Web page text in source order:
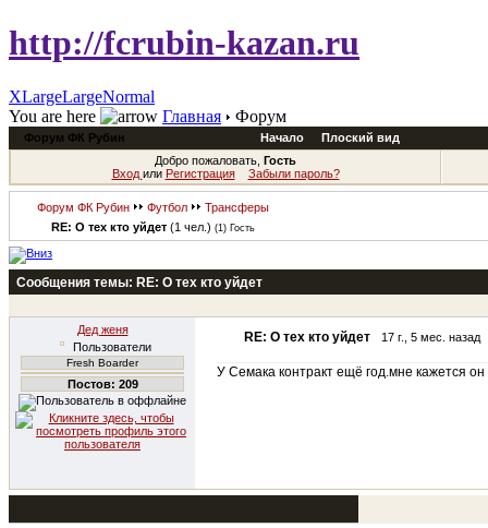
http://fcrubin-kazan.ru
XLargeLargeNormal
You are here
Главная Форум
Форум ФК Рубин Начало
Плоский вид
Добро пожаловать, Гость
Вход или Регистрация Забыли пароль?
Форум ФК Рубин Футбол
Трансферы
RE: О тех кто уйдет (1 чел.) (1) Гость
Сообщения темы: RE: О тех кто уйдет
Дед женя
Пользователи
Fresh Boarder
Постов: 209
RE: О тех кто уйдет 17 г., 5 мес. назад
У Семака контракт ещё год.мне кажется он